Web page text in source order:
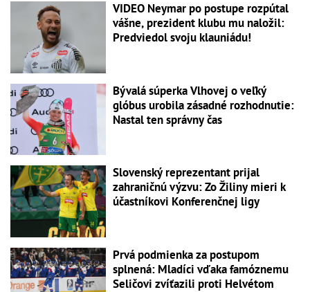
VIDEO Neymar po postupe rozpútal
vášne, prezident klubu mu naložil:
Predviedol svoju klauniádu!
Bývalá súperka Vlhovej o veľký
glóbus urobila zásadné rozhodnutie:
Nastal ten správny čas
Slovenský reprezentant prijal
zahraničnú výzvu: Zo Žiliny mieri k
účastníkovi Konferenčnej ligy
Prvá podmienka za postupom
splnená: Mladíci vďaka famóznemu
Seličovi zvíťazili proti Helvétom